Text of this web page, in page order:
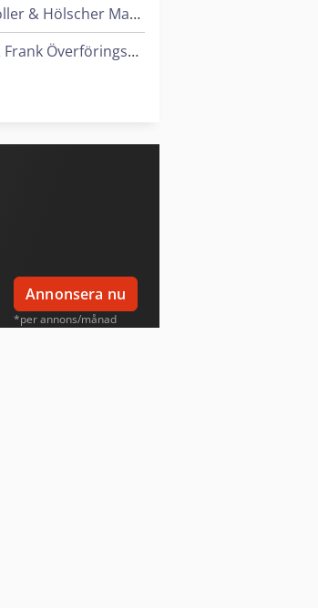
Windmöller & Hölscher Maskiner För Påsar
Witzig & Frank Överföringsmaskiner
Annonsera nu
*per annons/månad